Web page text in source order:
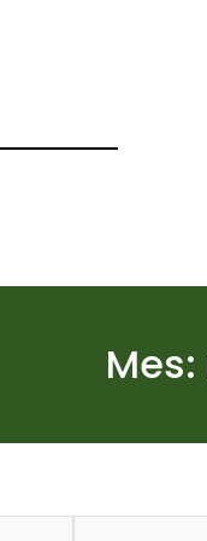
Mes: